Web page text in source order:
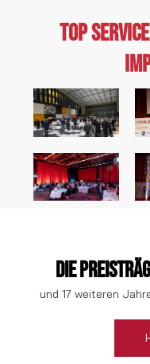
TOP
Die
und 17 weiteren